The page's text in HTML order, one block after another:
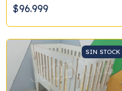
$96.999
SIN STOCK